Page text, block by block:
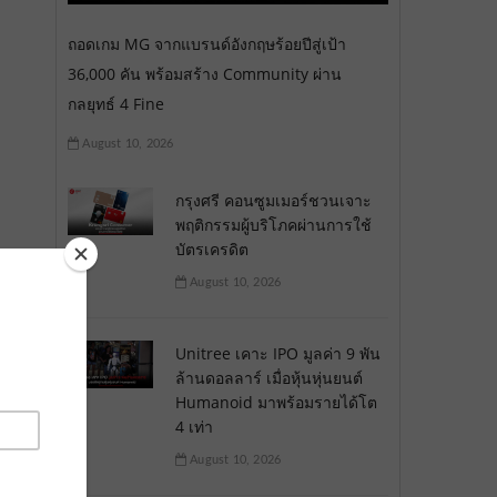
ถอดเกม MG จากแบรนด์อังกฤษร้อยปีสู่เป้า
36,000 คัน พร้อมสร้าง Community ผ่าน
กลยุทธ์ 4 Fine
August 10, 2026
กรุงศรี คอนซูมเมอร์ชวนเจาะ
พฤติกรรมผู้บริโภคผ่านการใช้
บัตรเครดิต
August 10, 2026
Unitree เคาะ IPO มูลค่า 9 พัน
ล้านดอลลาร์ เมื่อหุ้นหุ่นยนต์
Humanoid มาพร้อมรายได้โต
4 เท่า
August 10, 2026